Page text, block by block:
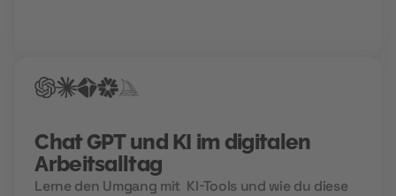
Chat GPT und KI im digitalen
Arbeitsalltag
Lerne den Umgang mit KI-Tools und wie du diese